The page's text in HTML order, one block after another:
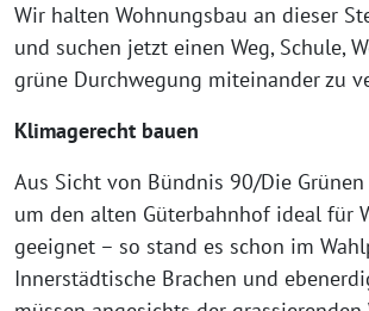
Wir halten Wohnungsbau an dieser
und suchen jetzt einen Weg, Schule,
grüne Durchwegung miteinander zu
Klimagerecht bauen
Aus Sicht von Bündnis 90/Die
um den alten Güterbahnhof ideal für
geeignet – so stand es schon im
Innerstädtische Brachen und